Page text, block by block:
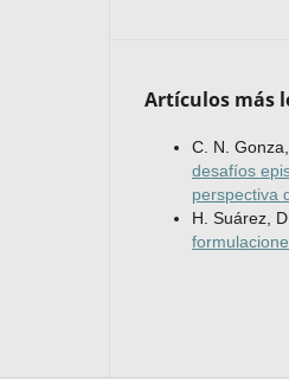
Artículos más
C. N.
desafíos
perspectiva
H. Suárez,